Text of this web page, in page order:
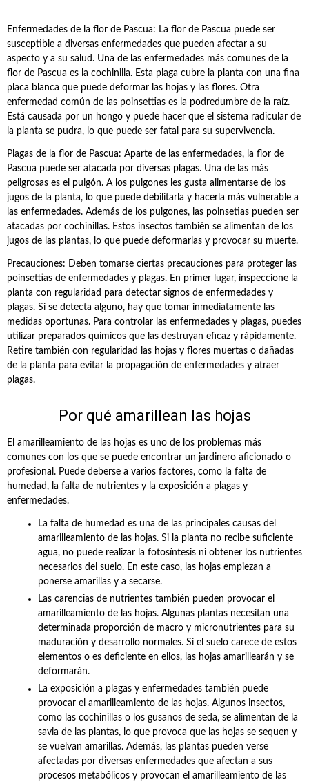
Enfermedades de la flor de Pascua: La flor de Pascua puede ser
susceptible a diversas enfermedades que pueden afectar a su
aspecto y a su salud. Una de las enfermedades más comunes de la
flor de Pascua es la cochinilla. Esta plaga cubre la planta con una fina
placa blanca que puede deformar las hojas y las flores. Otra
enfermedad común de las poinsettias es la podredumbre de la raíz.
Está causada por un hongo y puede hacer que el sistema radicular de
la planta se pudra, lo que puede ser fatal para su supervivencia.
Plagas de la flor de Pascua: Aparte de las enfermedades, la flor de
Pascua puede ser atacada por diversas plagas. Una de las más
peligrosas es el pulgón. A los pulgones les gusta alimentarse de los
jugos de la planta, lo que puede debilitarla y hacerla más vulnerable a
las enfermedades. Además de los pulgones, las poinsetias pueden ser
atacadas por cochinillas. Estos insectos también se alimentan de los
jugos de las plantas, lo que puede deformarlas y provocar su muerte.
Precauciones: Deben tomarse ciertas precauciones para proteger las
poinsettias de enfermedades y plagas. En primer lugar, inspeccione la
planta con regularidad para detectar signos de enfermedades y
plagas. Si se detecta alguno, hay que tomar inmediatamente las
medidas oportunas. Para controlar las enfermedades y plagas, puedes
utilizar preparados químicos que las destruyan eficaz y rápidamente.
Retire también con regularidad las hojas y flores muertas o dañadas
de la planta para evitar la propagación de enfermedades y atraer
plagas.
Por qué amarillean las hojas
El amarilleamiento de las hojas es uno de los problemas más
comunes con los que se puede encontrar un jardinero aficionado o
profesional. Puede deberse a varios factores, como la falta de
humedad, la falta de nutrientes y la exposición a plagas y
enfermedades.
La falta de humedad es una de las principales causas del
amarilleamiento de las hojas. Si la planta no recibe suficiente
agua, no puede realizar la fotosíntesis ni obtener los nutrientes
necesarios del suelo. En este caso, las hojas empiezan a
ponerse amarillas y a secarse.
Las carencias de nutrientes también pueden provocar el
amarilleamiento de las hojas. Algunas plantas necesitan una
determinada proporción de macro y micronutrientes para su
maduración y desarrollo normales. Si el suelo carece de estos
elementos o es deficiente en ellos, las hojas amarillearán y se
deformarán.
La exposición a plagas y enfermedades también puede
provocar el amarilleamiento de las hojas. Algunos insectos,
como las cochinillas o los gusanos de seda, se alimentan de la
savia de las plantas, lo que provoca que las hojas se sequen y
se vuelvan amarillas. Además, las plantas pueden verse
afectadas por diversas enfermedades que afectan a sus
procesos metabólicos y provocan el amarilleamiento de las